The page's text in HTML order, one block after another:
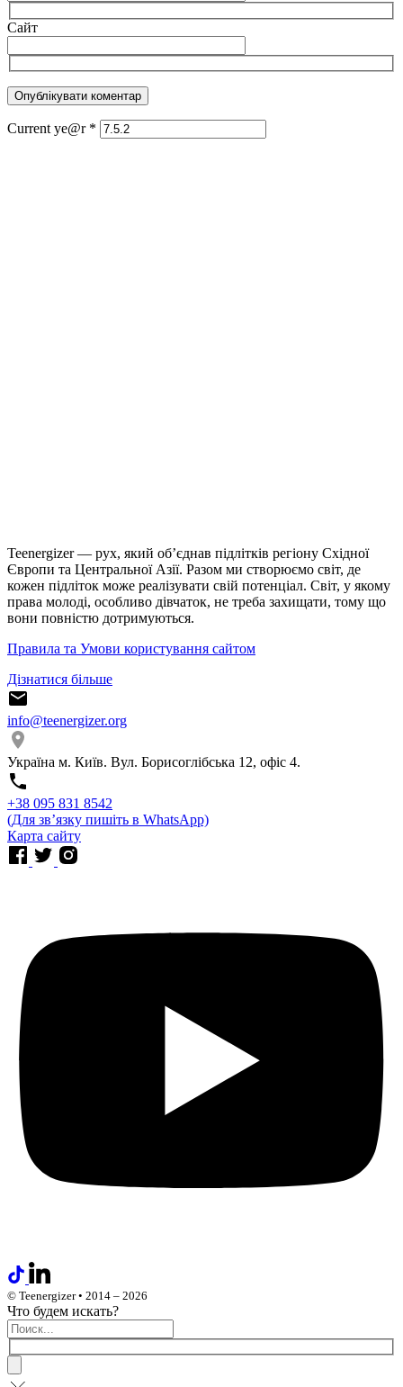
Сайт
Current ye@r *
Teenergizer — рух, який об’єднав підлітків регіону Східної
Європи та Центральної Азії. Разом ми створюємо світ, де
кожен підліток може реалізувати свій потенціал. Світ, у якому
права молоді, особливо дівчаток, не треба захищати, тому що
вони повністю дотримуються.
Правила та Умови користування сайтом
Дізнатися більше
info@teenergizer.org
Україна м. Київ. Вул. Борисоглібська 12, офіс 4.
⁨+38 095 831 8542⁩
(Для звʼязку пишіть в WhatsApp)
Карта сайту
© Teenergizer • 2014 – 2026
Что будем искать?